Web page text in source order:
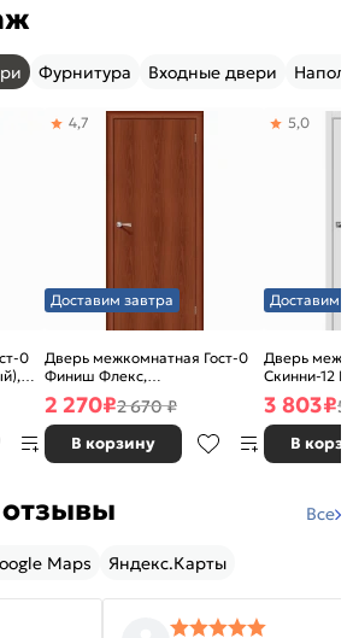
Фурнитура Входные двери
0
Доставим завтра
Дверь межкомнатная Гост-0
Финиш Флекс,
Ламинированные Л-11
(ИталОрех), глухая, каркасно-
щитовая
4,7
2 270₽2 670 ₽
В корзину
Доставим
Дверь
Скинни-12
глухая,
5,0
3 803₽5
В
Все
Maps Яндекс.Карты